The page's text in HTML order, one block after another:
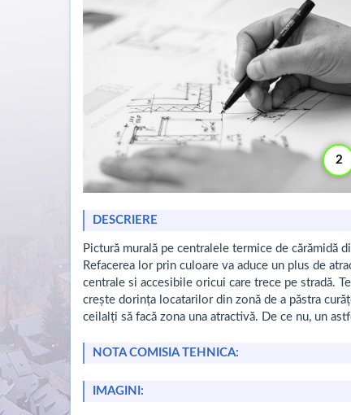
2
DESCRIERE
Pictură murală pe centralele termice de cărămidă
Refacerea lor prin culoare va aduce un plus de
centrale si accesibile oricui care trece pe stradă.
crește dorința locatarilor din zonă de a păstra
ceilalți să facă zona una atractivă. De ce nu, un
NOTA COMISIA TEHNICA:
IMAGINI: